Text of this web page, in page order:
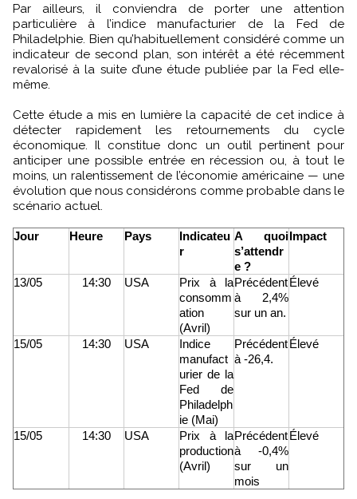
Par ailleurs, il conviendra de porter une attention
particulière à l’indice manufacturier de la Fed de
Philadelphie. Bien qu’habituellement considéré comme un
indicateur de second plan, son intérêt a été récemment
revalorisé à la suite d’une étude publiée par la Fed elle-
même.
Cette étude a mis en lumière la capacité de cet indice à
détecter rapidement les retournements du cycle
économique. Il constitue donc un outil pertinent pour
anticiper une possible entrée en récession ou, à tout le
moins, un ralentissement de l’économie américaine — une
évolution que nous considérons comme probable dans le
scénario actuel.
Jour Heure Pays
Indicateu
r
A quoi
s’attendr
e ?
Impact
13/05 14:30 USA
Prix à la
consomm
ation
(Avril)
Précédent
à 2,4%
sur un an.
Élevé
15/05 14:30 USA
Indice
manufact
urier de la
Fed de
Philadelph
ie (Mai)
Précédent
à -26,4.
Élevé
15/05 14:30 USA
Prix à la
production
(Avril)
Précédent
à -0,4%
sur un
mois
Élevé